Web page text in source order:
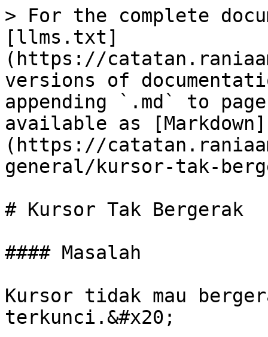
> For the complete
[llms.txt]
(https://
versions of
appending `.md` to
available as [Markdown]
(https://
general/kursor-tak-
# Kursor Tak Bergerak
#### Masalah
Kursor tidak mau
terkunci.&#x20;